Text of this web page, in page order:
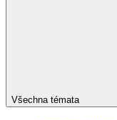
Všechna témata